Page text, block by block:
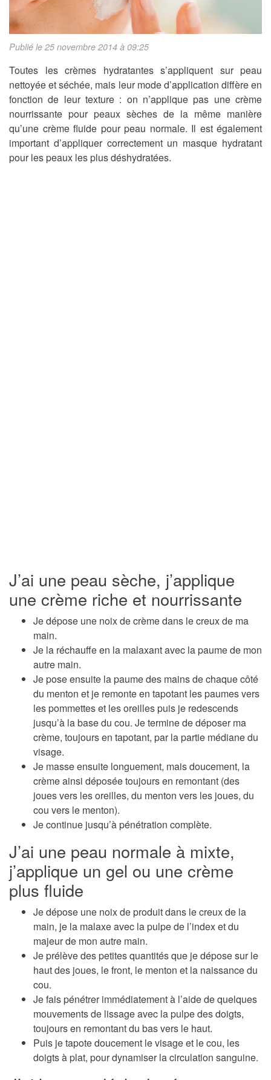
Publié le 25 novembre 2014 à 09:25
Toutes les crèmes hydratantes s’appliquent sur peau
nettoyée et séchée, mais leur mode d’application diffère en
fonction de leur texture : on n’applique pas une crème
nourrissante pour peaux sèches de la même manière
qu’une crème fluide pour peau normale. Il est également
important d’appliquer correctement un masque hydratant
pour les peaux les plus déshydratées.
J’ai une peau sèche, j’applique
une crème riche et nourrissante
Je dépose une noix de crème dans le creux de ma
main.
Je la réchauffe en la malaxant avec la paume de mon
autre main.
Je pose ensuite la paume des mains de chaque côté
du menton et je remonte en tapotant les paumes vers
les pommettes et les oreilles puis je redescends
jusqu’à la base du cou. Je termine de déposer ma
crème, toujours en tapotant, par la partie médiane du
visage.
Je masse ensuite longuement, mais doucement, la
crème ainsi déposée toujours en remontant (des
joues vers les oreilles, du menton vers les joues, du
cou vers le menton).
Je continue jusqu’à pénétration complète.
J’ai une peau normale à mixte,
j’applique un gel ou une crème
plus fluide
Je dépose une noix de produit dans le creux de la
main, je la malaxe avec la pulpe de l’index et du
majeur de mon autre main.
Je prélève des petites quantités que je dépose sur le
haut des joues, le front, le menton et la naissance du
cou.
Je fais pénétrer immédiatement à l’aide de quelques
mouvements de lissage avec la pulpe des doigts,
toujours en remontant du bas vers le haut.
Puis je tapote doucement le visage et le cou, les
doigts à plat, pour dynamiser la circulation sanguine.